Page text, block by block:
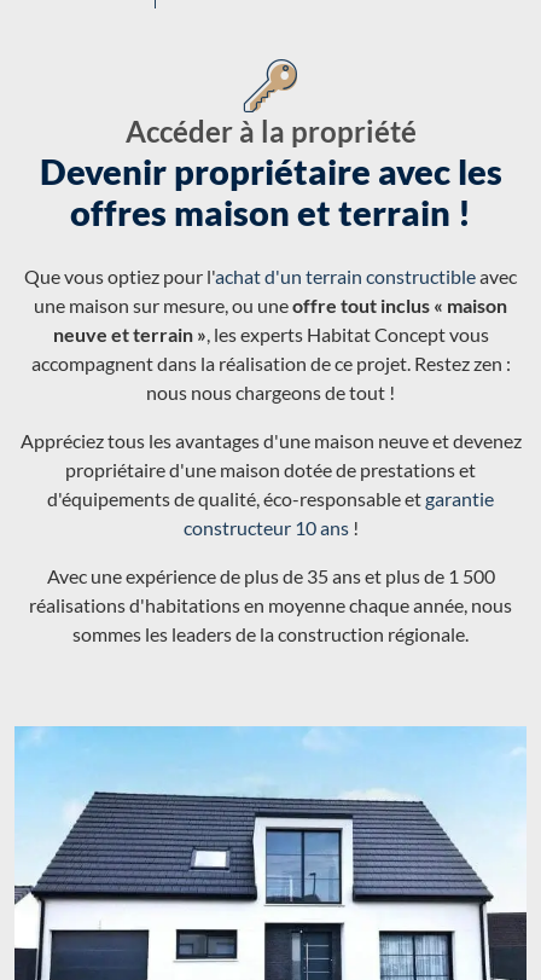
Accéder à la propriété
Devenir propriétaire avec les
offres maison et terrain !
Que vous optiez pour l'achat d'un terrain constructibleavec
une maison sur mesure, ou uneoffre tout inclus « maison
neuve et terrain », les experts Habitat Concept vous
accompagnent dans la réalisation de ce projet. Restez zen :
nous nous chargeons de tout !
Appréciez tous les avantages d'une maison neuve et devenez
propriétaire d'une maison dotée de prestations et
d'équipements de qualité, éco-responsable etgarantie
constructeur 10 ans!
Avec une expérience de plus de 35 ans et plus de 1 500
réalisations d'habitations en moyenne chaque année, nous
sommes les leaders de la construction régionale.